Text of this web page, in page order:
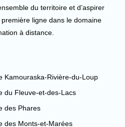
du territoire et d’aspirer
ligne dans le domaine
à distance.
Kamouraska-Rivière-du-Loup
du Fleuve-et-des-Lacs
des Phares
des Monts-et-Marées